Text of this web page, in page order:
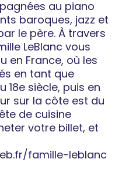
au piano
baroques, jazz et
le père. À travers
LeBlanc vous
en France, où les
en tant que
18e siècle, puis en
sur la côte est du
de cuisine
votre billet, et
famille-leblanc